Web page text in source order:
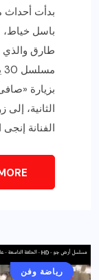
باسل خياط،
طارق والذي
بزيارة
الثانية،
الفنانة
أخبار عامة
رياضة وفن